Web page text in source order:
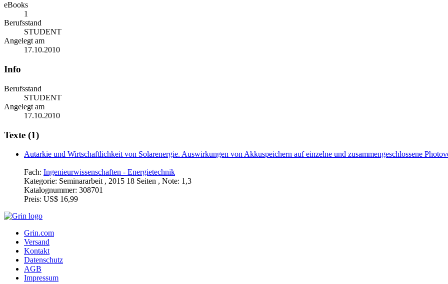
eBooks
1
Berufsstand
STUDENT
Angelegt am
17.10.2010
Info
Berufsstand
STUDENT
Angelegt am
17.10.2010
Texte (1)
Autarkie und Wirtschaftlichkeit von Solarenergie. Auswirkungen von Akkuspeichern auf einzelne und zusammengeschlossene
Fach: Ingenieurwissenschaften - Energietechnik
Kategorie: Seminararbeit , 2015 18 Seiten , Note: 1,3
Katalognummer: 308701
Preis: US$ 16,99
Grin.com
Versand
Kontakt
Datenschutz
AGB
Impressum